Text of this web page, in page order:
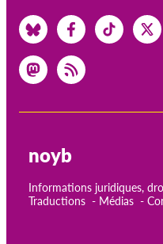
noyb
Informations juridiques,
Traductions
Médias